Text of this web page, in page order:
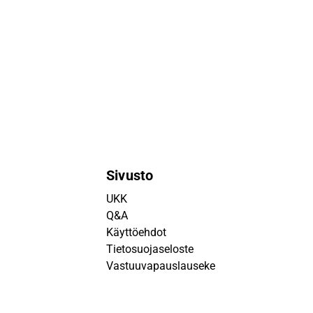
Sivusto
UKK
Q&A
Käyttöehdot
Tietosuojaseloste
Vastuuvapauslauseke